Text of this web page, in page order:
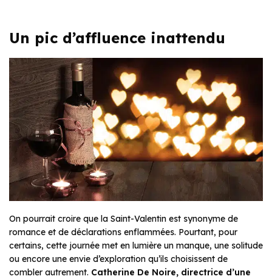
Un pic d’affluence inattendu
On pourrait croire que la Saint-Valentin est synonyme de
romance et de déclarations enflammées. Pourtant, pour
certains, cette journée met en lumière un manque, une solitude
ou encore une envie d’exploration qu’ils choisissent de
combler autrement. Catherine De Noire, directrice d’une